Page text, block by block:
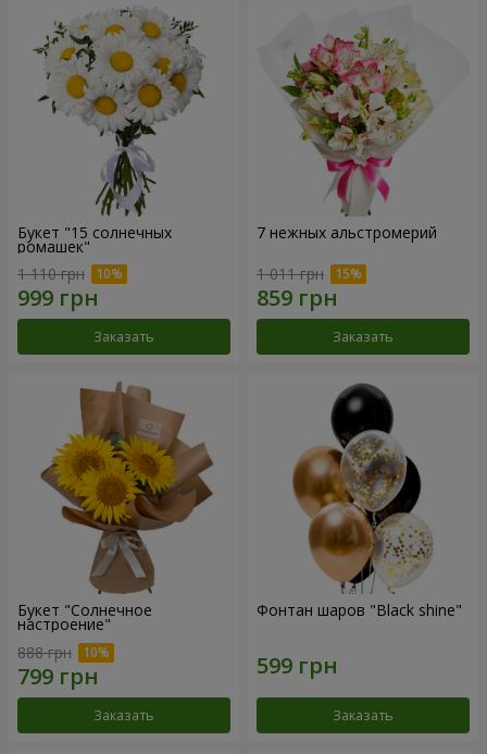
Букет "15 солнечных
ромашек"
1 110 грн
Заказать
7 нежных альстромерий
1 011 грн
Заказать
Букет "Солнечное
настроение"
888 грн
Заказать
Фонтан шаров "Black shine"
Заказать